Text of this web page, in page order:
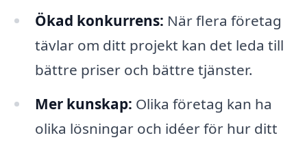
Ökad konkurrens: När flera företag
tävlar om ditt projekt kan det leda till
bättre priser och bättre tjänster.
Mer kunskap: Olika företag kan ha
olika lösningar och idéer för hur ditt